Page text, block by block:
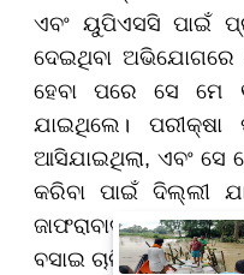
ଏବଂ ୟୁପିଏସସି ପାଇଁ
ଦେଇଥିବା
ହେବା ପରେ ସେ ମେ
ଯାଇଥିଲେ।
ଆସିଯାଇଥିଲା, ଏବଂ ସେ
କରିବା ପାଇଁ ଦିଲ୍ଲୀ
ଜାଫରାବାଦ
ବସାଇ ଚାଲିଯାଇଥିଲେ।